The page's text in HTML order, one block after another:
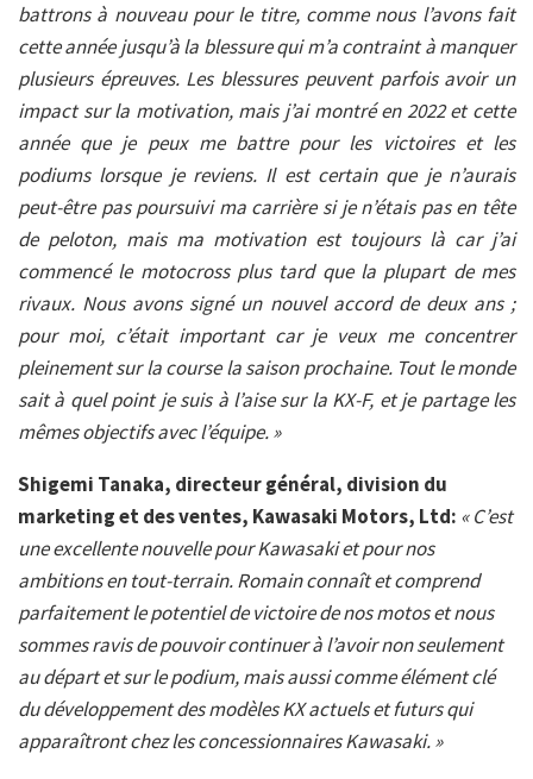
battrons à nouveau pour le titre, comme nous l’avons fait
cette année jusqu’à la blessure qui m’a contraint à manquer
plusieurs épreuves. Les blessures peuvent parfois avoir un
impact sur la motivation, mais j’ai montré en 2022 et cette
année que je peux me battre pour les victoires et les
podiums lorsque je reviens. Il est certain que je n’aurais
peut-être pas poursuivi ma carrière si je n’étais pas en tête
de peloton, mais ma motivation est toujours là car j’ai
commencé le motocross plus tard que la plupart de mes
rivaux. Nous avons signé un nouvel accord de deux ans ;
pour moi, c’était important car je veux me concentrer
pleinement sur la course la saison prochaine. Tout le monde
sait à quel point je suis à l’aise sur la KX-F, et je partage les
mêmes objectifs avec l’équipe. »
Shigemi Tanaka, directeur général, division du
marketing et des ventes, Kawasaki Motors, Ltd: « C’est
une excellente nouvelle pour Kawasaki et pour nos
ambitions en tout-terrain. Romain connaît et comprend
parfaitement le potentiel de victoire de nos motos et nous
sommes ravis de pouvoir continuer à l’avoir non seulement
au départ et sur le podium, mais aussi comme élément clé
du développement des modèles KX actuels et futurs qui
apparaîtront chez les concessionnaires Kawasaki. »